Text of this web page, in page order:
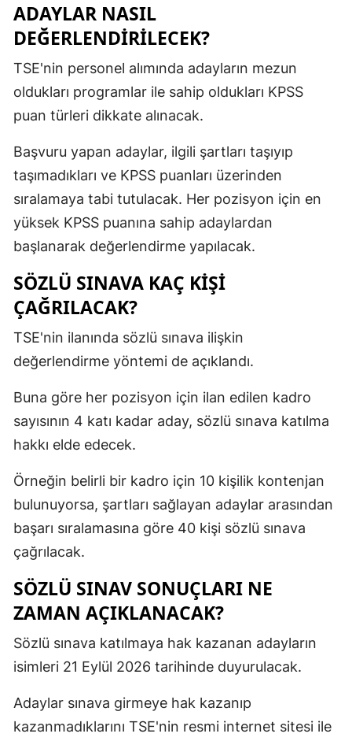
ADAYLAR NASIL
DEĞERLENDİRİLECEK?
TSE'nin personel alımında adayların mezun
oldukları programlar ile sahip oldukları KPSS
puan türleri dikkate alınacak.
Başvuru yapan adaylar, ilgili şartları taşıyıp
taşımadıkları ve KPSS puanları üzerinden
sıralamaya tabi tutulacak. Her pozisyon için en
yüksek KPSS puanına sahip adaylardan
başlanarak değerlendirme yapılacak.
SÖZLÜ SINAVA KAÇ KİŞİ
ÇAĞRILACAK?
TSE'nin ilanında sözlü sınava ilişkin
değerlendirme yöntemi de açıklandı.
Buna göre her pozisyon için ilan edilen kadro
sayısının 4 katı kadar aday, sözlü sınava katılma
hakkı elde edecek.
Örneğin belirli bir kadro için 10 kişilik kontenjan
bulunuyorsa, şartları sağlayan adaylar arasından
başarı sıralamasına göre 40 kişi sözlü sınava
çağrılacak.
SÖZLÜ SINAV SONUÇLARI NE
ZAMAN AÇIKLANACAK?
Sözlü sınava katılmaya hak kazanan adayların
isimleri 21 Eylül 2026 tarihinde duyurulacak.
Adaylar sınava girmeye hak kazanıp
kazanmadıklarını TSE'nin resmi internet sitesi ile